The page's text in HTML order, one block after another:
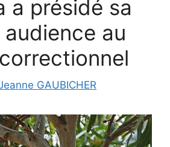
a présidé sa
au
GAUBICHER